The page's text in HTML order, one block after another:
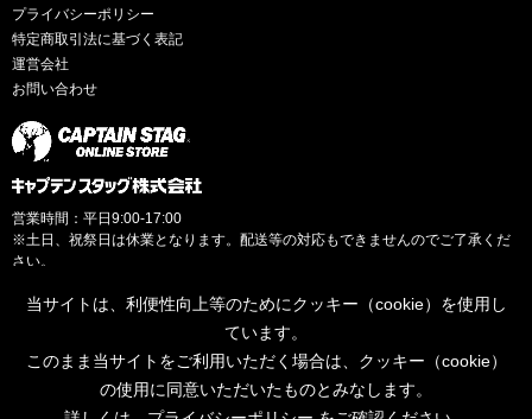
プライバシーポリシー
特定商取引法に基づく表記
運営会社
お問い合わせ
営業時間：平日9:00-17:00
※土日、祝祭日は休業となります。配送等の対応もできませんのでご了承くだ
さい。
当サイトは、利便性向上等のためにクッキー（cookie）を使用し
ています。
このまま当サイトをご利用いただく場合は、クッキー（cookie）
の使用に同意いただいたものとみなします。